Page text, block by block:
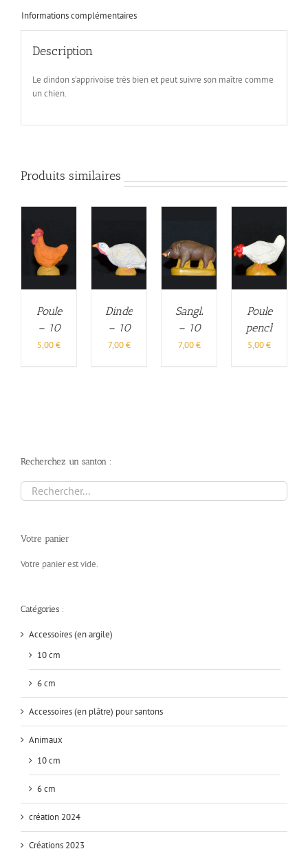
Informations complémentaires
Description
Le dindon s’apprivoise très bien et peut suivre son maître comme
un chien.
Produits similaires
Poule
– 10
cm
5,00€
Dinde
– 10
cm
7,00€
Sanglier
– 10
cm
7,00€
Poule
penchée
– 10
5,00€
Recherchez un santon :
Votre panier
Votre panier est vide.
Catégories :
Accessoires (en argile)
10 cm
6 cm
Accessoires (en plâtre) pour santons
Animaux
10 cm
6 cm
création 2024
Créations 2023